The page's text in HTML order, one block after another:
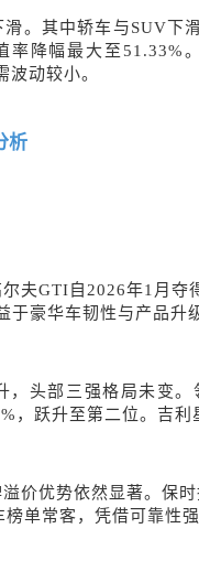
。其中轿车与SUV下
率降幅最大至51.33%
动较小。
析
夫GTI自2026年1月夺
于豪华车韧性与产品升
，头部三强格局未变。
，跃升至第二位。吉
价优势依然显著。保时
单常客，凭借可靠性